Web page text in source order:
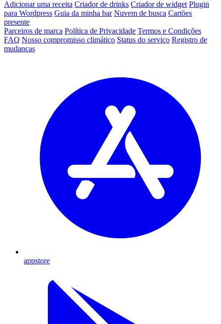
Adicionar uma receita Criador de drinks Criador de widget Plugin
para Wordpress Guia da minha bar Nuvem de busca Cartões
presente
Parceiros de marca Política de Privacidade Termos e Condições
FAQ Nosso compromisso climático Status do serviço Registro de
mudanças
appstore